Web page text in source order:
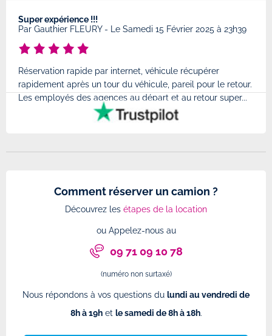
Super expérience !!!
Par Gauthier FLEURY- Le Samedi 15 Février 2025 à 23h39
Réservation rapide par internet, véhicule récupérer
rapidement après un tour du véhicule, pareil pour le retour.
Les employés des agences au départ et au retour super...
Comment réserver un camion ?
Découvrez les étapes de la location
ou Appelez-nous au
09 71 09 10 78
(numéro non surtaxé)
Nous répondons à vos questions du lundi au vendredi de
8h à 19het le samedi de 8h à 18h.